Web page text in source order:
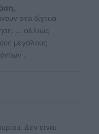
στά δίχτυα
... αλλιώς
μεγάλους
.
Δεν είναι